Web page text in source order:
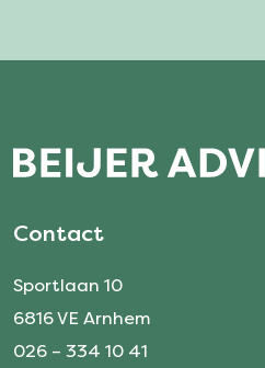
Contact
Sportlaan 10
6816 VE Arnhem
026 – 334 10 41